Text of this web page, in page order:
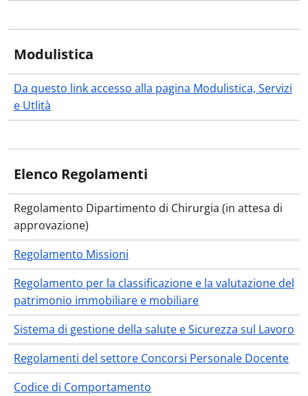
Modulistica
Da questo link accesso alla pagina Modulistica, Servizi
e Utlità
Elenco Regolamenti
Regolamento Dipartimento di Chirurgia (in attesa di
approvazione)
Regolamento Missioni
Regolamento per la classificazione e la valutazione del
patrimonio immobiliare e mobiliare
Sistema di gestione della salute e Sicurezza sul Lavoro
Regolamenti del settore Concorsi Personale Docente
Codice di Comportamento